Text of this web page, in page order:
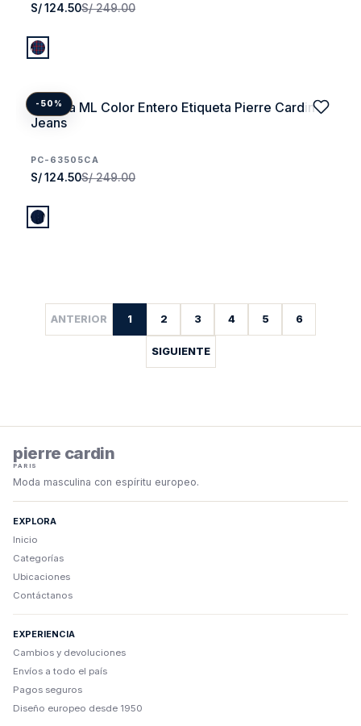
S/ 124.50S/ 249.00
-50%
Camisa ML Color Entero Etiqueta Pierre Cardin
Jeans
PC-63505CA
S/ 124.50S/ 249.00
ANTERIOR 1 2 3 4 5 6
SIGUIENTE
pierre cardin
PARIS
Moda masculina con espíritu europeo.
EXPLORA
Inicio
Categorías
Ubicaciones
Contáctanos
EXPERIENCIA
Cambios y devoluciones
Envíos a todo el país
Pagos seguros
Diseño europeo desde 1950